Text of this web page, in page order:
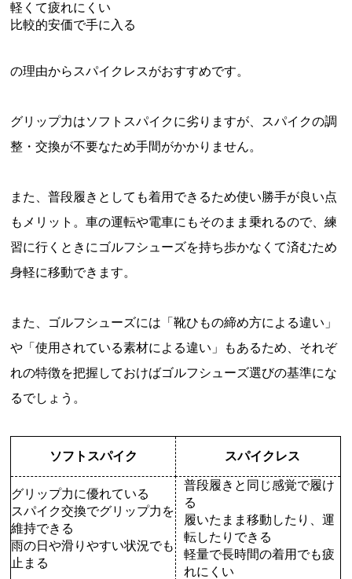
軽くて疲れにくい
比較的安価で手に入る
の理由からスパイクレスがおすすめです。
グリップ力はソフトスパイクに劣りますが、スパイクの調
整・交換が不要なため手間がかかりません。
また、普段履きとしても着用できるため使い勝手が良い点
もメリット。車の運転や電車にもそのまま乗れるので、練
習に行くときにゴルフシューズを持ち歩かなくて済むため
身軽に移動できます。
また、ゴルフシューズには「靴ひもの締め方による違い」
や「使用されている素材による違い」もあるため、それぞ
れの特徴を把握しておけばゴルフシューズ選びの基準にな
るでしょう。
ソフトスパイク スパイクレス
グリップ力に優れている
スパイク交換でグリップ力を
維持できる
雨の日や滑りやすい状況でも
止まる
普段履きと同じ感覚で履け
る
履いたまま移動したり、運
転したりできる
軽量で長時間の着用でも疲
れにくい